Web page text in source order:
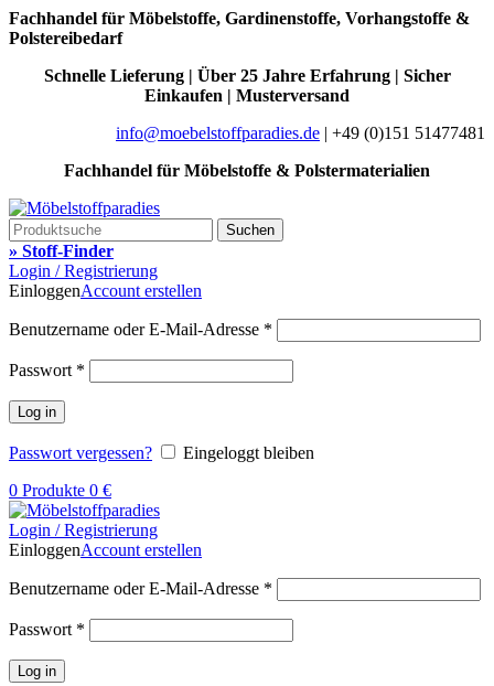
Fachhandel für Möbelstoffe, Gardinenstoffe, Vorhangstoffe &
Polstereibedarf
Schnelle Lieferung | Über 25 Jahre Erfahrung | Sicher
Einkaufen | Musterversand
info@moebelstoffparadies.de | +49 (0)151 51477481
Fachhandel für Möbelstoffe & Polstermaterialien
Suchen
» Stoff-Finder
Login / Registrierung
EinloggenAccount erstellen
Benutzername oder E-Mail-Adresse *
Passwort *
Log in
Passwort vergessen?
Eingeloggt bleiben
0 Produkte 0 €
Login / Registrierung
EinloggenAccount erstellen
Benutzername oder E-Mail-Adresse *
Passwort *
Log in